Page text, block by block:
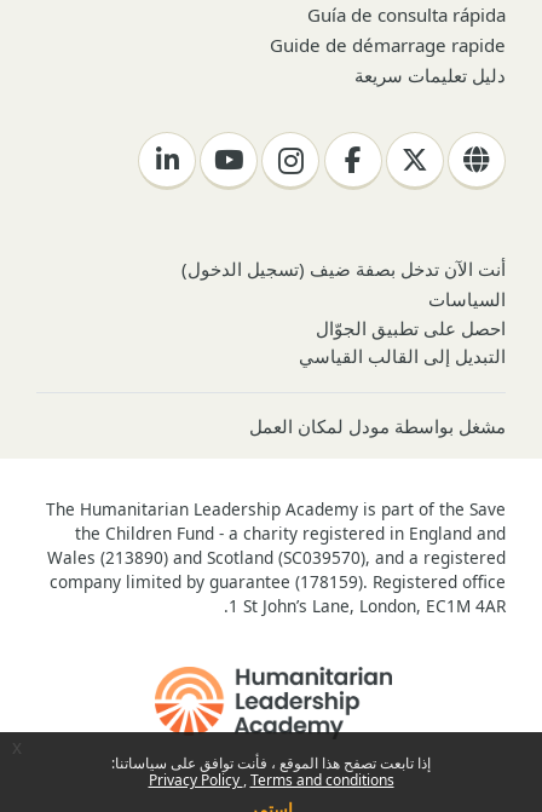
إذا تابعت تصفح هذا الموقع ، فأنت توافق على سياساتنا:
Privacy Policy Terms and conditions
Guía de consulta rápida
Guide de démarrage rapide
دليل تعليمات سريعة
أنت الآن تدخل بصفة ضيف (تسجيل الدخول)
السياسات
احصل على تطبيق الجوّال
التبديل إلى القالب القياسي
مشغل بواسطة مودل لمكان العمل
The Humanitarian Leadership Academy is part of the Save
the Children Fund - a charity registered in England and
Wales (213890) and Scotland (SC039570), and a registered
company limited by guarantee (178159). Registered office
1 St John’s Lane, London, EC1M 4AR.